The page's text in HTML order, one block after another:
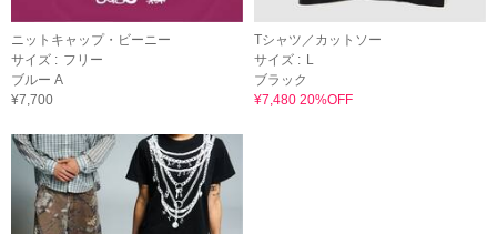
ニットキャップ・ビーニー
サイズ : フリー
ブルー A
¥7,700
Tシャツ／カットソー
サイズ : L
ブラック
¥7,480 20%OFF